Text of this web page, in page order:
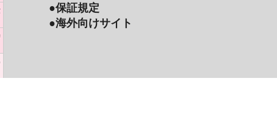
●保証規定
●海外向けサイト